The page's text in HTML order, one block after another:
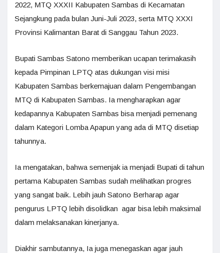
2022, MTQ XXXII Kabupaten Sambas di Kecamatan
Sejangkung pada bulan Juni-Juli 2023, serta MTQ XXXI
Provinsi Kalimantan Barat di Sanggau Tahun 2023.
Bupati Sambas Satono memberikan ucapan terimakasih
kepada Pimpinan LPTQ atas dukungan visi misi
Kabupaten Sambas berkemajuan dalam Pengembangan
MTQ di Kabupaten Sambas. Ia mengharapkan agar
kedapannya Kabupaten Sambas bisa menjadi pemenang
dalam Kategori Lomba Apapun yang ada di MTQ disetiap
tahunnya.
Ia mengatakan, bahwa semenjak ia menjadi Bupati di tahun
pertama Kabupaten Sambas sudah melihatkan progres
yang sangat baik. Lebih jauh Satono Berharap agar
pengurus LPTQ lebih disolidkan agar bisa lebih maksimal
dalam melaksanakan kinerjanya.
Diakhir sambutannya, Ia juga menegaskan agar jauh